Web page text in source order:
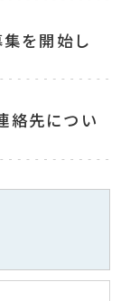
を開始し
絡先につい